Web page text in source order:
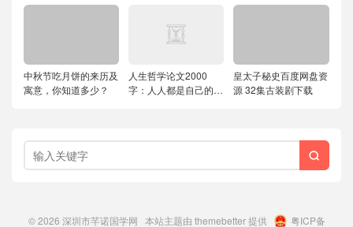
中秋节吃月饼的来历及
寓意，你知道多少？
人生哲学论文2000
字：人人都是自己的哲
皇太子秘史百度网盘资
源 32集古装剧下载

© 2026 深圳市芊诺国学网 本站主题由 themebetter提供 粤ICP备